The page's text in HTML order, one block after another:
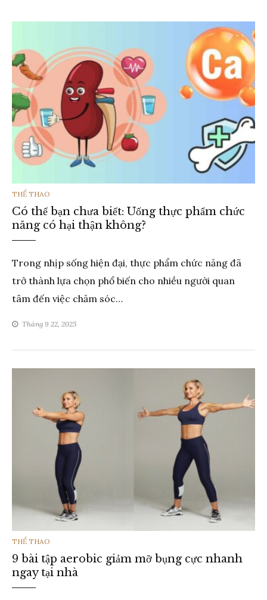
THỂ
LOẠI
THỂ THAO
Có thể bạn chưa biết: Uống thực phẩm chức
năng có hại thận không?
Trong nhịp sống hiện đại, thực phẩm chức năng đã
trở thành lựa chọn phổ biến cho nhiều người quan
tâm đến việc chăm sóc…
Tháng 9 22, 2025
THỂ
LOẠI
THỂ THAO
9 bài tập aerobic giảm mỡ bụng cực nhanh
ngay tại nhà